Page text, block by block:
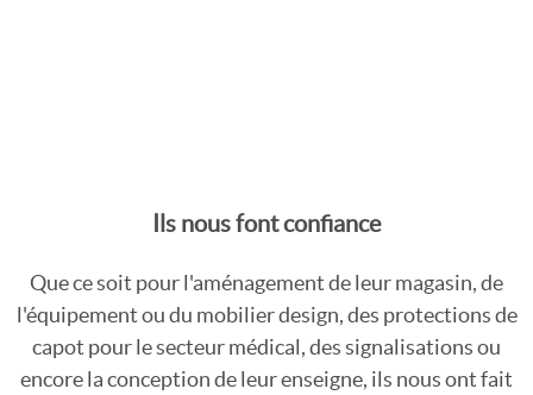
Ils nous font confiance
Que ce soit pour l'aménagement de leur magasin, de
l'équipement ou du mobilier design, des protections de
capot pour le secteur médical, des signalisations ou
encore la conception de leur enseigne, ils nous ont fait